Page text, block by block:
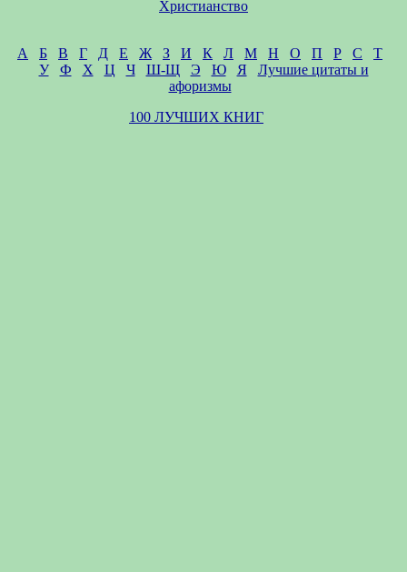
Христианство
А Б В Г Д Е Ж З И К Л М Н О П Р С
Т
У
Ф Х Ц Ч Ш-Щ Э Ю Я
Лучшие цитаты и
афоризмы
100 ЛУЧШИХ КНИГ